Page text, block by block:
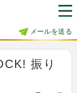
メールを送る
振り